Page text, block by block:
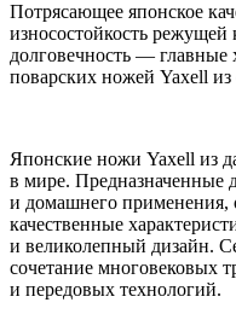
Потрясающее японское
износостойкость
долговечность — главные
поварских ножей Yaxell
Японские ножи Yaxell из
в мире. Предназначенные
и домашнего
качественные
и великолепный дизайн.
сочетание многовековых
и передовых технологий.